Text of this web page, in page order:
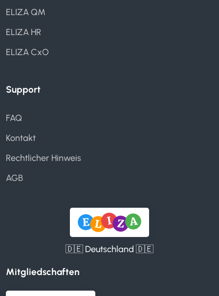
ELIZA QM
ELIZA HR
ELIZA CxO
Support
FAQ
Kontakt
Rechtlicher Hinweis
AGB
🇩🇪 Deutschland 🇩🇪
Mitgliedschaften